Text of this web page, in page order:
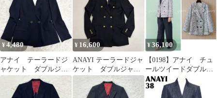
¥4,480
アナイ テーラードジ
ャケット ダブルジャ
ケット ネイビー
紺 紺ブレ 36
¥ 16,600
ANAYI テーラードジャ
ケット ダブルジャケ
ット 金ボタン 38 M相
¥36,100
【0198】アナイ チュ
ールツイードダブル
ジャケット 黒 白
36